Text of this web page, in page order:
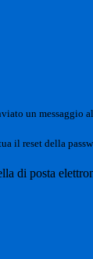
un messaggio
il reset della
di posta